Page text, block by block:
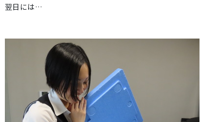
翌日には…